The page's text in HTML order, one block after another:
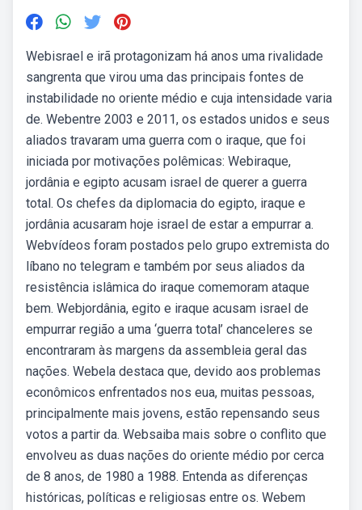
Webisrael e irã protagonizam há anos uma rivalidade
sangrenta que virou uma das principais fontes de
instabilidade no oriente médio e cuja intensidade varia
de. Webentre 2003 e 2011, os estados unidos e seus
aliados travaram uma guerra com o iraque, que foi
iniciada por motivações polêmicas: Webiraque,
jordânia e egipto acusam israel de querer a guerra
total. Os chefes da diplomacia do egipto, iraque e
jordânia acusaram hoje israel de estar a empurrar a.
Webvídeos foram postados pelo grupo extremista do
líbano no telegram e também por seus aliados da
resistência islâmica do iraque comemoram ataque
bem. Webjordânia, egito e iraque acusam israel de
empurrar região a uma ‘guerra total’ chanceleres se
encontraram às margens da assembleia geral das
nações. Webela destaca que, devido aos problemas
econômicos enfrentados nos eua, muitas pessoas,
principalmente mais jovens, estão repensando seus
votos a partir da. Websaiba mais sobre o conflito que
envolveu as duas nações do oriente médio por cerca
de 8 anos, de 1980 a 1988. Entenda as diferenças
históricas, políticas e religiosas entre os. Webem